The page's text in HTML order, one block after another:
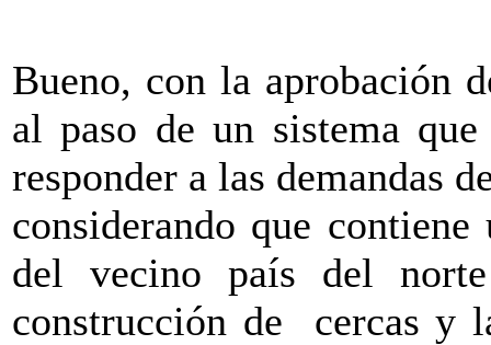
Bueno, con la aprobación
al paso de un sistema
responder a las demandas
considerando que
del vecino país del
construcción de
cercas y